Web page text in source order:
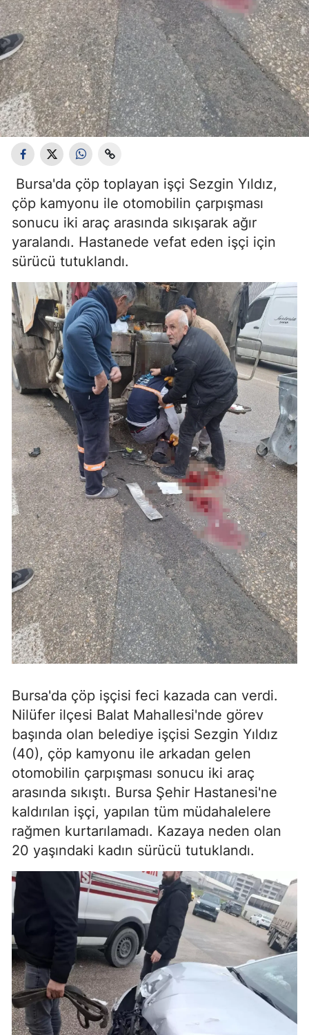
Bursa'da çöp toplayan işçi Sezgin Yıldız,
çöp kamyonu ile otomobilin çarpışması
sonucu iki araç arasında sıkışarak ağır
yaralandı. Hastanede vefat eden işçi için
sürücü tutuklandı.
Bursa'da çöp işçisi feci kazada can verdi.
Nilüfer ilçesi Balat Mahallesi'nde görev
başında olan belediye işçisi Sezgin Yıldız
(40), çöp kamyonu ile arkadan gelen
otomobilin çarpışması sonucu iki araç
arasında sıkıştı. Bursa Şehir Hastanesi'ne
kaldırılan işçi, yapılan tüm müdahalelere
rağmen kurtarılamadı. Kazaya neden olan
20 yaşındaki kadın sürücü tutuklandı.